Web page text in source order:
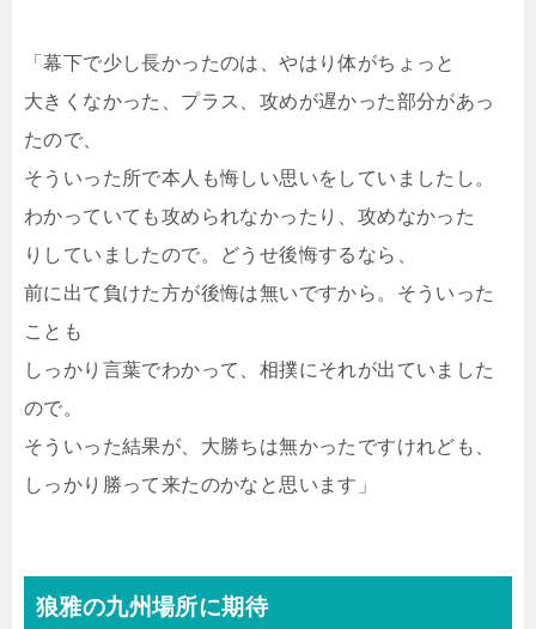
「幕下で少し長かったのは、やはり体がちょっと
大きくなかった、プラス、攻めが遅かった部分があっ
たので、
そういった所で本人も悔しい思いをしていましたし。
わかっていても攻められなかったり、攻めなかった
りしていましたので。どうせ後悔するなら、
前に出て負けた方が後悔は無いですから。そういった
ことも
しっかり言葉でわかって、相撲にそれが出ていました
ので。
そういった結果が、大勝ちは無かったですけれども、
しっかり勝って来たのかなと思います」
狼雅の九州場所に期待